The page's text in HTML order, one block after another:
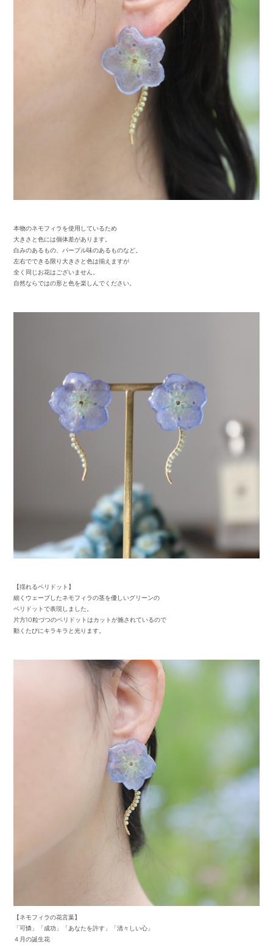
本物のネモフィラを使用しているため
大きさと色には個体差があります。
白みのあるもの、パープル味のあるものなど。
左右でできる限り大きさと色は揃えますが
全く同じお花はございません。
自然ならではの形と色を楽しんでください。
【揺れるペリドット】
細くウェーブしたネモフィラの茎を優しいグリーンの
ペリドットで表現しました。
片方10粒づつのペリドットはカットが施されているので
動くたびにキラキラと光ります。
【ネモフィラの花言葉】
「可憐」「成功」「あなたを許す」「清々しい心」
４月の誕生花